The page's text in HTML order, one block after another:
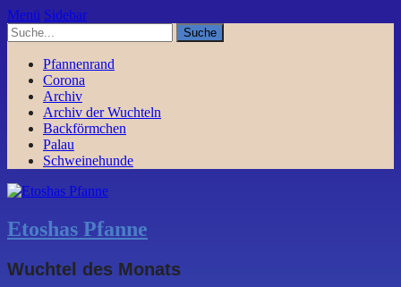
Menü Sidebar
Pfannenrand
Corona
Archiv
Archiv der Wuchteln
Backförmchen
Palau
Schweinehunde
Etoshas Pfanne
Wuchtel des Monats